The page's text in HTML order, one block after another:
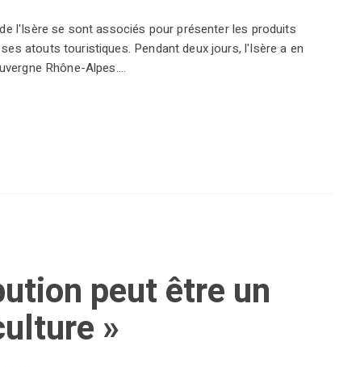
l'Isère se sont associés pour présenter les produits
atouts touristiques. Pendant deux jours, l'Isère a en
Rhône-Alpes.…
peut être un
»